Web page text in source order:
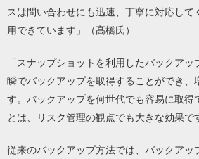
スは問い合わせにも迅速、丁寧に対応して
用できています」（髙橋氏）
「スナップショットを利用したバックア
瞬でバックアップを取得することができ、
す。バックアップを何世代でも容易に取得
とは、リスク管理の観点でも大きな効果で
従来のバックアップ方法では、バックアッ